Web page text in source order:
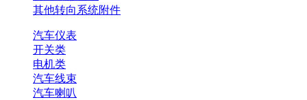
其他转向系统附件
汽车仪表
开关类
电机类
汽车线束
汽车喇叭